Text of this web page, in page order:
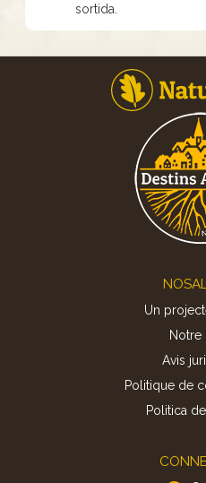
sortida.
Un
Avis
Politique de
Politica